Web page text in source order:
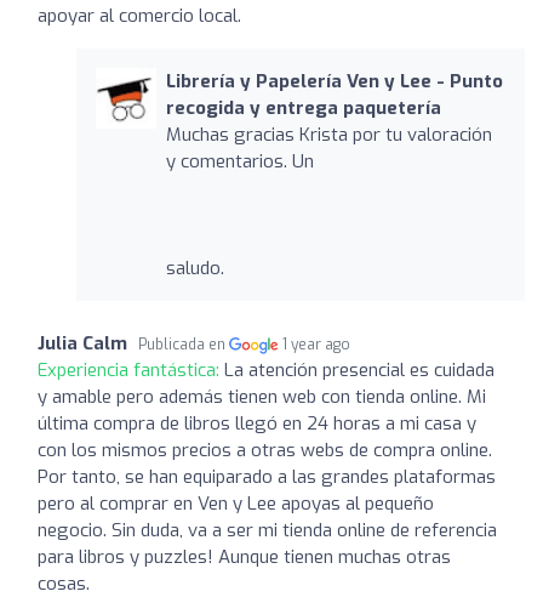
apoyar al comercio local.
Librería y Papelería Ven y Lee - Punto
recogida y entrega paquetería
Muchas gracias Krista por tu valoración
y comentarios. Un
saludo.
Julia Calm Publicada en 1 year ago
Experiencia fantástica: La atención presencial es cuidada
y amable pero además tienen web con tienda online. Mi
última compra de libros llegó en 24 horas a mi casa y
con los mismos precios a otras webs de compra online.
Por tanto, se han equiparado a las grandes plataformas
pero al comprar en Ven y Lee apoyas al pequeño
negocio. Sin duda, va a ser mi tienda online de referencia
para libros y puzzles! Aunque tienen muchas otras
cosas.